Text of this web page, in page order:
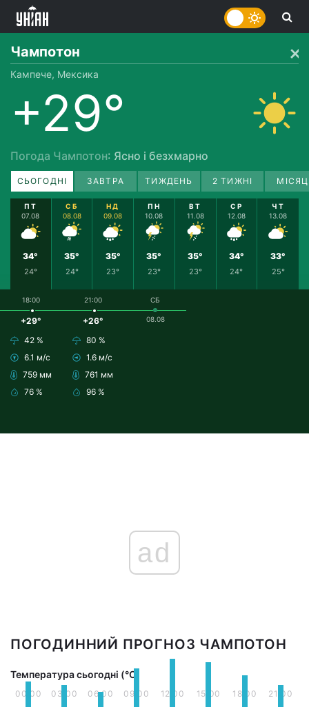
Чампотон
Кампече, Мексика
+29°
Погода Чампотон: Ясно і безхмарно
СЬОГОДНІ ЗАВТРА ТИЖДЕНЬ 2 ТИЖНІ
ПТ
07.08
34°
24°
СБ
08.08
35°
24°
НД
09.08
35°
23°
ПН
10.08
35°
23°
ВТ
11.08
35°
23°
СР
12.08
34°
24°
ЧТ
13.08
33°
25°
18:00
+29°
42 %
6.1 м/с
759 мм
76 %
21:00
+26°
80 %
1.6 м/с
761 мм
96 %
СБ
08.08
ad
ПОГОДИННИЙ ПРОГНОЗ ЧАМПОТОН
Температура сьогодні (°С)
00:00 03:00 06:00 09:00 12:00 15:00 18:00 21:00